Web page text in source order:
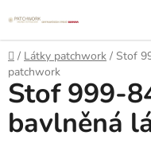
na
obsah
Domů
/ Látky patchwork / Stof
patchwork
Stof 999-
bavlněná